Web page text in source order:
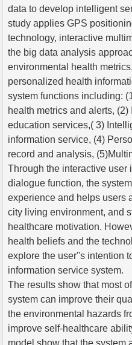
data to develop intelligent
study applies GPS
technology, interactive
the big data analysis
environmental health
personalized health
system functions including:
health metrics and alerts,
education services,( 3)
information service, (4)
record and analysis,
Through the interactive user
dialogue function, the
experience and helps users
city living environment, and
healthcare motivation.
health beliefs and the
explore the user''s intention
information service system.
The results show that most
system can improve their
the environmental hazards
improve self-healthcare
model show that the system